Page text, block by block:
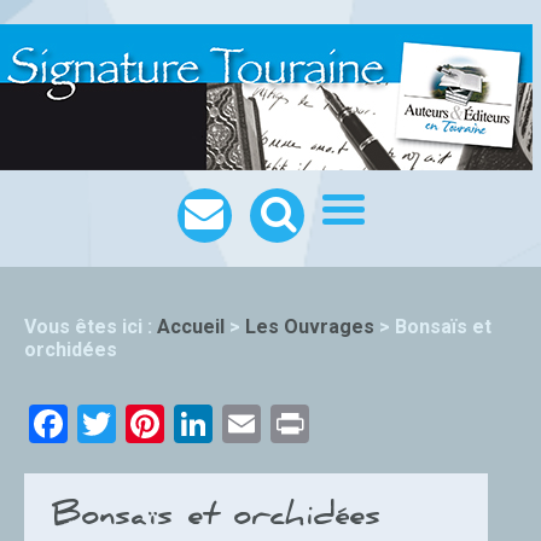
Vous êtes ici : Accueil > Les Ouvrages > Bonsaïs et
orchidées
Facebook
TwitterPinterest
LinkedIn
Email
Bonsaïs et orchidées